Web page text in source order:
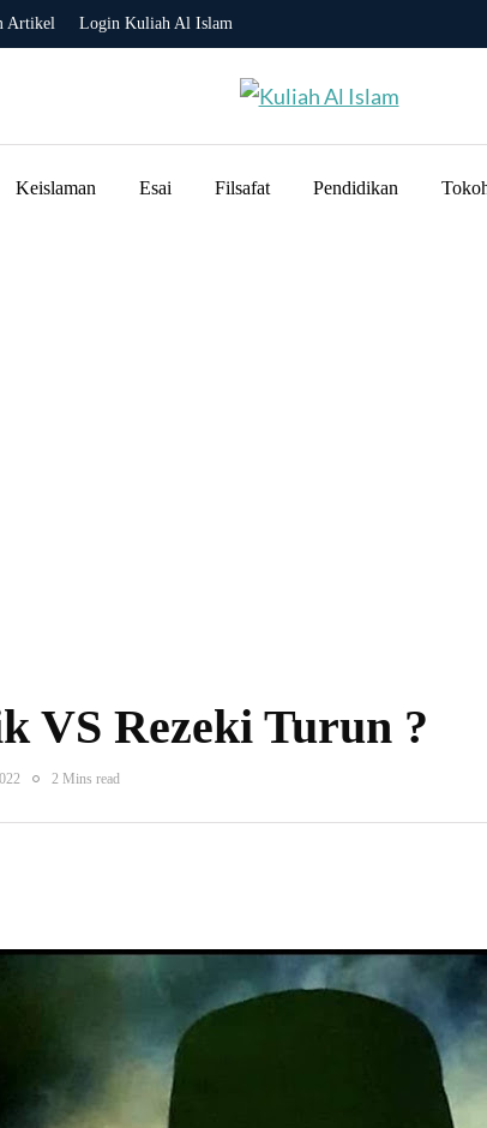
Artikel Login Kuliah Al Islam
Keislaman Esai Filsafat Pendidikan
VS Rezeki Turun ?
2 Mins read